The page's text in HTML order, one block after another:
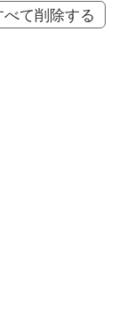
べて削除する